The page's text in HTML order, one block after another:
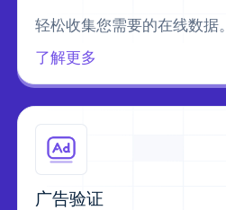
轻松收集您需要的在线数据。
了解更多
广告验证